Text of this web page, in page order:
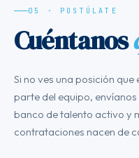
05 · POSTÚLATE
Cuéntanos
Si no ves una posición
parte del equipo,
banco de talento activo y
contrataciones nacen de